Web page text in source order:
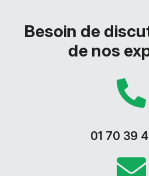
Besoin de
de nos
01 70 39